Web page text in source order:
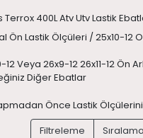
400L Atv Utv Lastik
Ön Lastik Ölçüleri / 25x10-12
12 Veya 26x9-12 26x11-12 Ön
Diğer Ebatlar
Önce Lastik
Filtreleme
Sıralama